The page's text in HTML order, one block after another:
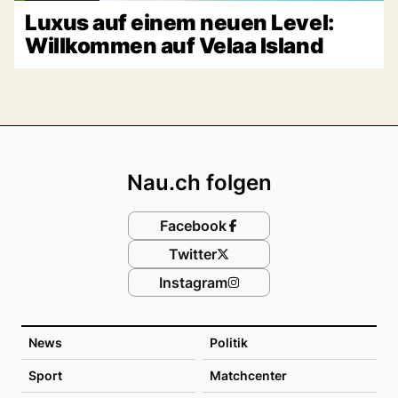
Luxus auf einem neuen Level:
Willkommen auf Velaa Island
News Politik
Sport Matchcenter
Nau.ch folgen
Facebook
Twitter
Instagram